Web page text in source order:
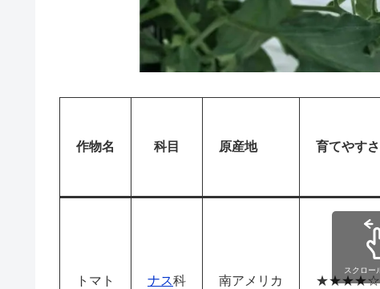
作物名 科目 原産地 育てやすさ
トマト ナス科 南アメリカ ★★★★☆
スクロー